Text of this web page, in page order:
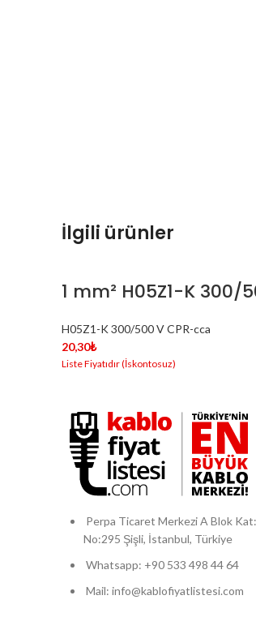
İlgili ürünler
1 mm² H05Z1-K 300/
H05Z1-K 300/500 V CPR-cca
20,30₺
Perpa Ticaret Merkezi A Blok
No:295 Şişli, İstanbul, Türkiye
Whatsapp: +90 533 498 44 64
Mail: info@kablofiyatlistesi.com